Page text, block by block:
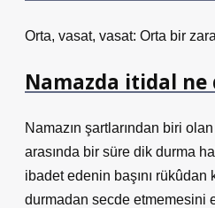
Orta, vasat, vasat: Orta bir
Namazda itidal ne
Namazın şartlarından biri
arasında bir süre dik durma
ibadet edenin başını rükûdan
durmadan secde etmemesini